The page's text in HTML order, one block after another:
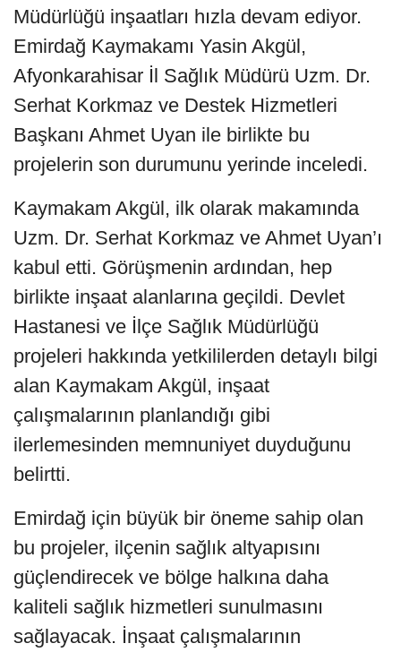
Müdürlüğü inşaatları hızla devam ediyor.
Emirdağ Kaymakamı Yasin Akgül,
Afyonkarahisar İl Sağlık Müdürü Uzm. Dr.
Serhat Korkmaz ve Destek Hizmetleri
Başkanı Ahmet Uyan ile birlikte bu
projelerin son durumunu yerinde inceledi.
Kaymakam Akgül, ilk olarak makamında
Uzm. Dr. Serhat Korkmaz ve Ahmet Uyan’ı
kabul etti. Görüşmenin ardından, hep
birlikte inşaat alanlarına geçildi. Devlet
Hastanesi ve İlçe Sağlık Müdürlüğü
projeleri hakkında yetkililerden detaylı bilgi
alan Kaymakam Akgül, inşaat
çalışmalarının planlandığı gibi
ilerlemesinden memnuniyet duyduğunu
belirtti.
Emirdağ için büyük bir öneme sahip olan
bu projeler, ilçenin sağlık altyapısını
güçlendirecek ve bölge halkına daha
kaliteli sağlık hizmetleri sunulmasını
sağlayacak. İnşaat çalışmalarının